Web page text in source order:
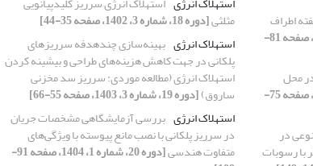
اطراف
[دوره 20، شماره 2، 1404، صفحه 81-
ﻣﺤﻞ
[دوره 8، شماره 2، 1392، صفحه 75-
در
با رسوبات
مثلثی[دوره 18، شماره 3، 1402، صفحه 35-44]
استهلاک انرژی بهینه‌سازی چندهدفه سرریزهای
پلکانی در جهت کاهش هزینه‌های طراحی و بیشینه کردن
استهلاک انرژی (مطالعه موردی: سرریز سد مخزنی
ساروق)[دوره 19، شماره 3، 1403، صفحه 55-66]
استهلاک انرژی بررسی آزمایشگاهی مشخصات جریان
در سرریز پلکانی با نصب مانع پیوسته با ویژگی‌های
متفاوت هندسی [دوره 20، شماره 1، 1404، صفحه 91-